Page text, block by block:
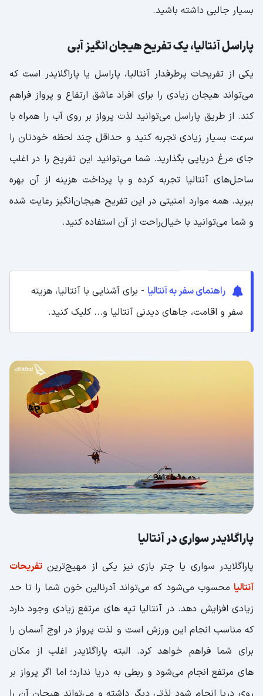
آنتالیا
خرید و گشت و گذار در بازارهای جذاب آنتالیا
شنبه بازار؛ یکی از معروف ترین بازارهای
محلی لارا
پوشاک مارک آنتالیا؛ خرید لباس از برجسته
ترین برندهای ترکیه
ترا سیتی لوکس؛ یکی از لوکس ترین مراکز
خرید آنتالیا
توربان مارینا آنتالیا؛ تجربه جدید به همراه
خرید
آنتالیا مکانی مناسب برای عاشقان اسب سواری
های آنتالیا
آکادمی اسب بینی کلیک؛ مکانی طبیعی و بکر
برای سوارکاری
تفریحات آنتالیا: پارک ها
پارک آتاتورک آنتالیا؛ جایی دنج برای
پارک دکوما آنتالیا؛ بازدید از موزه روباز در
پارک کارالی اوغلو؛ یکی از تفریحگاه های
آنتالیا
پارک کپز وارساک؛ بهشتی برای کودکان
اکتور لونا پارک در آنتالیا
دینو پارک آنتالیا؛ مکانی برای تفریح و
آموزش کودکان
طبیعت‌ گردی یکی دیگر از تفریحات آنتالیا ترکیه
آبشار دودن پایینی آنتالیا
آبشار دودن بالایی آنتالیا
آبشار کورشنلو یکی از زیباترین مناظر طبیعی
بسیار جالبی داشته باشید.
پاراسل آنتالیا، یک تفریح هیجان‌ انگیز آبی
یکی از تفریحات پرطرفدار آنتالیا، پاراسل یا پاراگلایدر است که
می‌تواند هیجان زیادی را برای افراد عاشق ارتفاع و پرواز فراهم
کند. از طریق پاراسل می‌توانید لذت پرواز بر روی آب را همراه با
سرعت بسیار زیادی تجربه کنید و حداقل چند لحظه خودتان را
جای مرغ دریایی بگذارید. شما می‌توانید این تفریح را در اغلب
ساحل‌های آنتالیا تجربه کرده و با پرداخت هزینه از آن بهره
ببرید. همه موارد امنیتی در این تفریح هیجان‌انگیز رعایت شده
و شما می‌توانید با خیال‌راحت از آن استفاده کنید.
راهنمای سفر به آنتالیا - برای آشنایی با آنتالیا، هزینه
سفر و اقامت، جاهای دیدنی آنتالیا و... کلیک کنید.
پاراگلایدر سواری در آنتالیا
پاراگلایدر سواری یا چتر بازی نیز یکی از مهیج‌ترین تفریحات
آنتالیا محسوب می‌شود که می‌تواند آدرنالین خون شما را تا حد
زیادی افزایش دهد. در آنتالیا تپه های مرتفع زیادی وجود دارد
که مناسب انجام این ورزش است و لذت پرواز در اوج آسمان را
برای شما فراهم خواهد کرد. البته پاراگلایدر اغلب از مکان
های مرتفع انجام می‌شود و ربطی به دریا ندارد؛ اما اگر پرواز بر